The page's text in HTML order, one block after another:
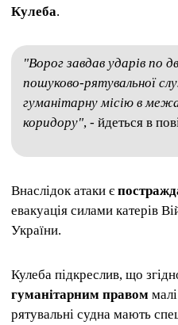
Кулеба.
"Ворог завдав ударів по
пошуково-рятувальної
гуманітарну місію в
коридору", - йдеться в
Внаслідок атаки є
евакуація силами катерів
України.
Кулеба підкреслив, що
гуманітарним правом
рятувальні судна мають